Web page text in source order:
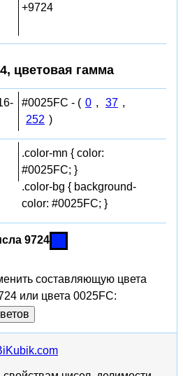
+9724
цветовая гамма
#0025FC - ( 0 , 37 ,
252 )
.color-mn { color:
#0025FC; }
.color-bg { background-
color: #0025FC; }
9724
составляющую цвета
или цвета 0025FC: